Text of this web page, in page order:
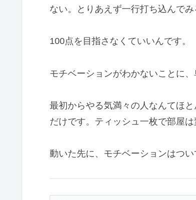
ない。とりあえず一行打ち込んでみ
100点を目指さなくていいんです。
モチベーションがわかないことに
最初からやる気満々の人なんてほ
だけです。ティッシュ一枚で部屋
動いた先に、モチベーションはつい